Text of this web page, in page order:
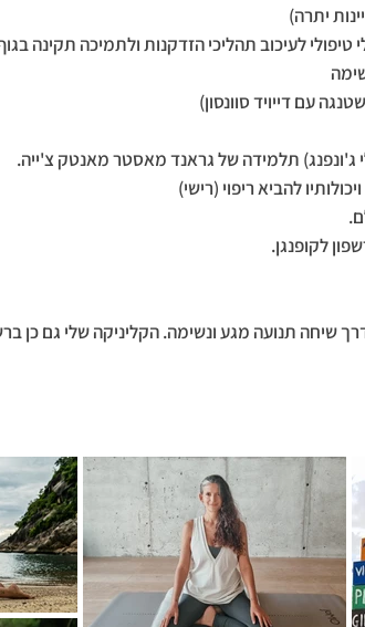
יתרה)
לעיכוב תהליכי הזדקנות ולתמיכה תקינה
עם דייויד סוונסון)
ג'ונפנג) תלמידה של גראנד מאסטר מאנטק צ'ייה.
להביא ריפוי (רישי)
לקופנגן.
שיחה תנועה מגע ונשימה. הקליניקה שלי גם כן